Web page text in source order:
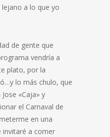
a lo que yo
de gente que
vendría a
plato, por la
lo más chulo, que
«Caja» y
el Carnaval de
en una
invitaré a comer